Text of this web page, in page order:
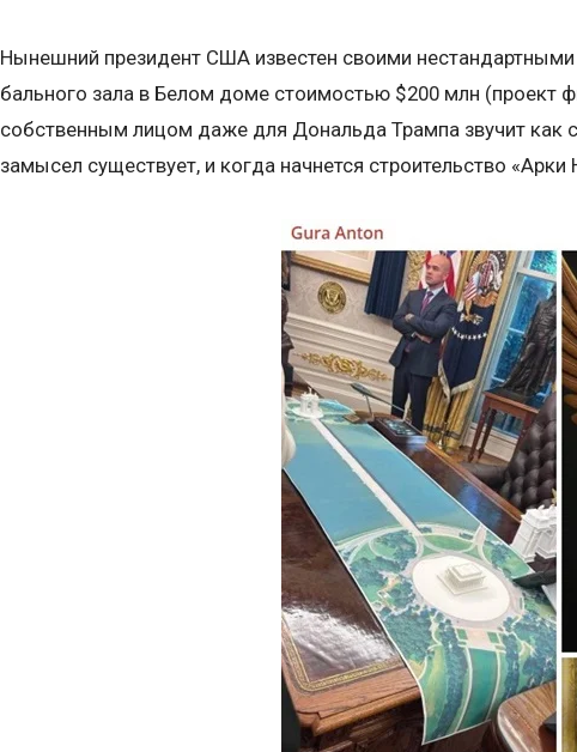
Нынешний президент США известен своими
бального зала в Белом доме стоимостью $200 млн (проект
собственным лицом даже для Дональда Трампа звучит как
замысел существует, и когда начнется строительство